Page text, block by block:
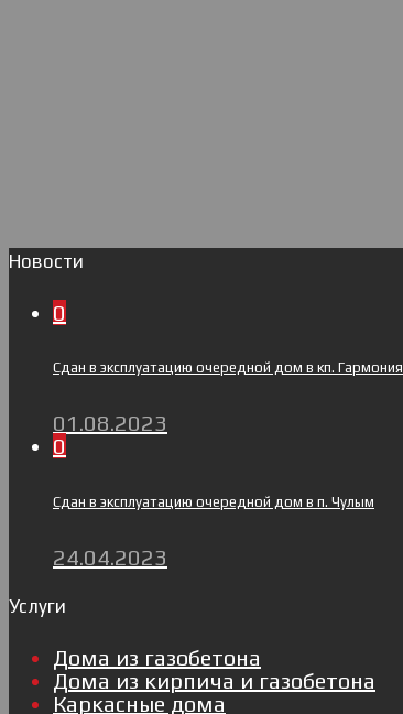
Новости
0
Сдан в эксплуатацию очередной дом в кп. Гармония
01.08.2023
0
Сдан в эксплуатацию очередной дом в п. Чулым
24.04.2023
Услуги
Дома из газобетона
Дома из кирпича и газобетона
Каркасные дома